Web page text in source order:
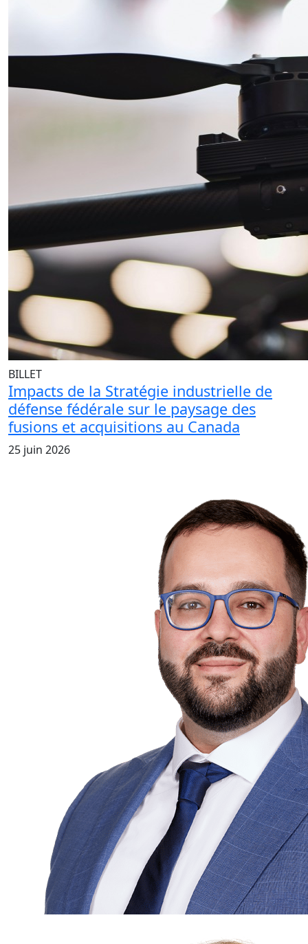
BILLET
Impacts de la Stratégie industrielle de
défense fédérale sur le paysage des
fusions et acquisitions au Canada
25 juin 2026